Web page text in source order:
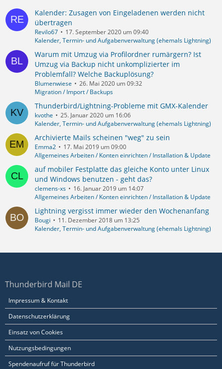
Kalender: Zusagen von Eingeladenen werden nicht
übertragen
Revilo67
17. September 2020 um 09:40
Kalender, Termin- und Aufgabenverwaltung (ehemals Lightning)
Warum mit Umzug via Profilordner rumärgern? Ist
Umzug via Backup nicht unkomplizierter im
Problemfall? Welche Backuplösung?
Blumenwiese
26. Mai 2020 um 09:32
Migration / Import / Backups
Thunderbird/Lightning-Probleme mit GMX-Kalender
kvothe
25. Januar 2020 um 16:06
Kalender, Termin- und Aufgabenverwaltung (ehemals Lightning)
Archivierte Mails scheinen "weg" zu sein
Emma2
17. Mai 2019 um 09:00
Allgemeines Arbeiten / Konten einrichten / Installation & Update
auf mobiler Festplatte das gleiche Konto unter Linux
und Windows benutzen - geht das?
clemens-xs
16. Januar 2019 um 14:07
Allgemeines Arbeiten / Konten einrichten / Installation & Update
Lightning vergisst immer wieder den Wochenanfang
Bougi
11. Dezember 2018 um 13:25
Kalender, Termin- und Aufgabenverwaltung (ehemals Lightning)
Thunderbird Mail DE
Impressum & Kontakt
Datenschutzerklärung
Einsatz von Cookies
Nutzungsbedingungen
Spendenaufruf für Thunderbird